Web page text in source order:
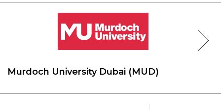
Murdoch University Dubai (MUD)